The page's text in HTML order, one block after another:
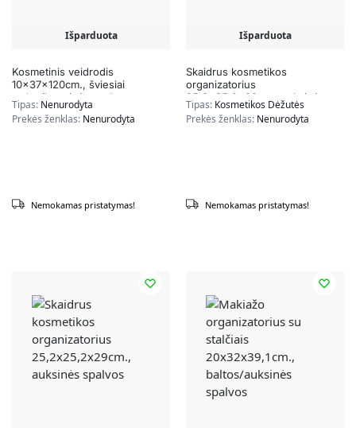
Išparduota
Kosmetinis veidrodis
10x37x120cm., šviesiai
rudos/kreminės spalvos
Tipas: Nenurodyta
Prekės ženklas: Nenurodyta
Nemokamas pristatymas!
Išparduota
Skaidrus kosmetikos
organizatorius
25,2×25,2x29cm., auksinės
spalvos
Tipas: Kosmetikos Dėžutės
Prekės ženklas: Nenurodyta
Nemokamas pristatymas!